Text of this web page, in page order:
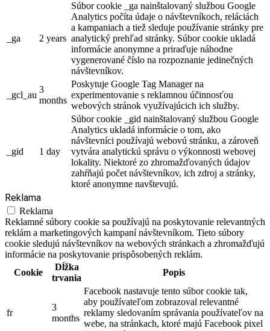
_ga 2 years
Súbor cookie _ga nainštalovaný službou Google
Analytics počíta údaje o návštevníkoch, reláciách
a kampaniach a tiež sleduje používanie stránky pre
analytický prehľad stránky. Súbor cookie ukladá
informácie anonymne a priraďuje náhodne
vygenerované číslo na rozpoznanie jedinečných
návštevníkov.
_gcl_au
3
months
Poskytuje Google Tag Manager na
experimentovanie s reklamnou účinnosťou
webových stránok využívajúcich ich služby.
_gid 1 day
Súbor cookie _gid nainštalovaný službou Google
Analytics ukladá informácie o tom, ako
návštevníci používajú webovú stránku, a zároveň
vytvára analytickú správu o výkonnosti webovej
lokality. Niektoré zo zhromažďovaných údajov
zahŕňajú počet návštevníkov, ich zdroj a stránky,
ktoré anonymne navštevujú.
Reklama
Reklama
Reklamné súbory cookie sa používajú na poskytovanie relevantných
reklám a marketingových kampaní návštevníkom. Tieto súbory
cookie sledujú návštevníkov na webových stránkach a zhromažďujú
informácie na poskytovanie prispôsobených reklám.
Cookie
Dĺžka
trvania
Popis
fr
3
months
Facebook nastavuje tento súbor cookie tak,
aby používateľom zobrazoval relevantné
reklamy sledovaním správania používateľov na
webe, na stránkach, ktoré majú Facebook pixel